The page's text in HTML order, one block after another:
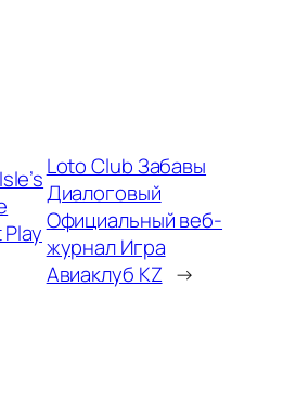
Loto Club Забавы
Диалоговый
Официальный веб-
журнал Игра
Авиаклуб KZ →